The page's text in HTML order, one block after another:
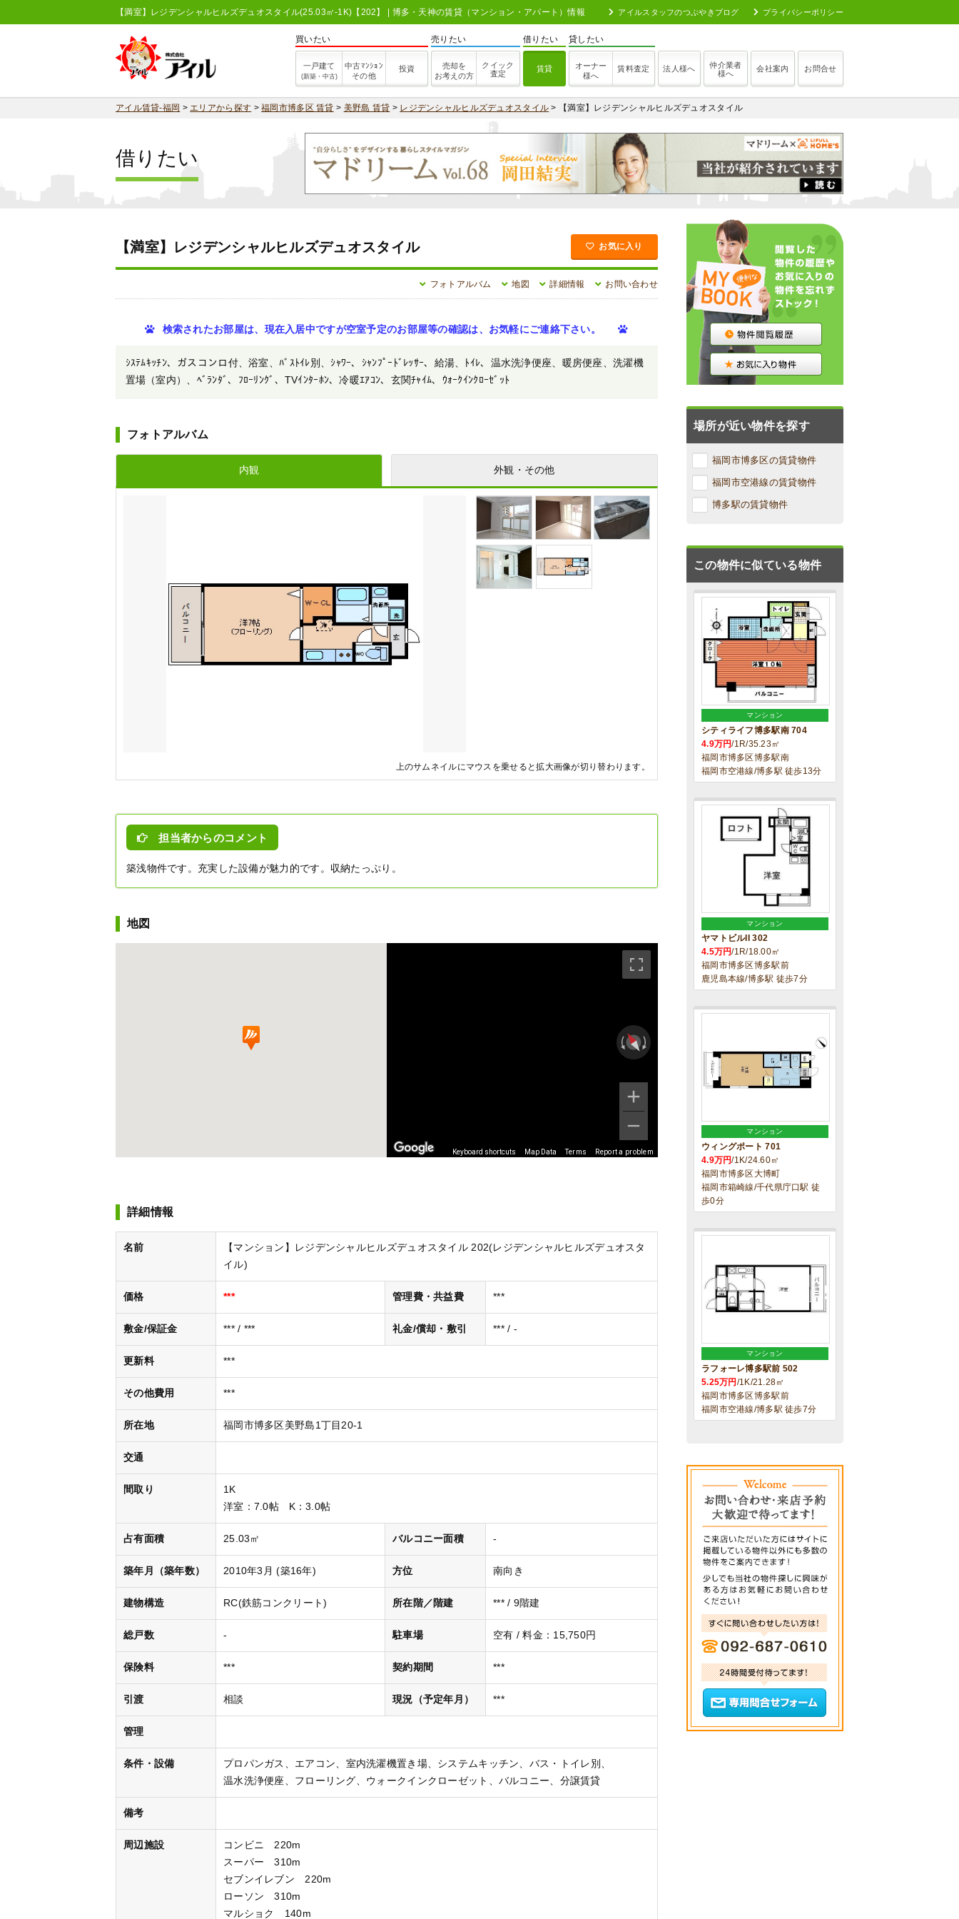
【満室】レジデンシャルヒルズデュオスタイル(25.03㎡-1K)【202】 | 博多・天神の賃貸（マンション・アパート）情報 アイルスタッフのつぶやきブログ プライバシーポリシー
買いたい
一戸建て
(新築・中古)
中古ﾏﾝｼｮﾝ
その他
投資
売りたい
売却を
お考えの方
クイック
査定
借りたい
賃貸
貸したい
オーナー
様へ
賃料査定 法人様へ
仲介業者
様へ
会社案内 お問合せ
アイル賃貸-福岡 >エリアから探す >福岡市博多区 賃貸 > 美野島 賃貸 > レジデンシャルヒルズデュオスタイル > 【満室】レジデンシャルヒルズデュオスタイル
借りたい
【満室】レジデンシャルヒルズデュオスタイル お気に入り
フォトアルバム 地図 詳細情報 お問い合わせ
検索されたお部屋は、現在入居中ですが空室予定のお部屋等の確認は、お気軽にご連絡下さい。
ｼｽﾃﾑｷｯﾁﾝ、ガスコンロ付、浴室、ﾊﾞｽﾄｲﾚ別、ｼｬﾜｰ、ｼｬﾝﾌﾟｰﾄﾞﾚｯｻｰ、給湯、ﾄｲﾚ、温水洗浄便座、暖房便座、洗濯機
置場（室内）、ﾍﾞﾗﾝﾀﾞ、ﾌﾛｰﾘﾝｸﾞ、TVｲﾝﾀｰﾎﾝ、冷暖ｴｱｺﾝ、玄関ﾁｬｲﾑ、ｳｫｰｸｲﾝｸﾛｰｾﾞｯﾄ
フォトアルバム
内観 外観・その他
上のサムネイルにマウスを乗せると拡大画像が切り替わります。
担当者からのコメント
築浅物件です。充実した設備が魅力的です。収納たっぷり。
地図
Keyboard shortcuts Map Data Terms Report a problem
詳細情報
名前
【マンション】レジデンシャルヒルズデュオスタイル 202(レジデンシャルヒルズデュオスタ
イル)
価格 *** 管理費・共益費 ***
敷金/保証金 *** / *** 礼金/償却・敷引 *** / -
更新料 ***
その他費用 ***
所在地 福岡市博多区美野島1丁目20-1
交通
間取り
1K
洋室 ：7.0帖 K：3.0帖
占有面積 25.03㎡ バルコニー面積 -
築年月（築年数） 2010年3月 (築16年) 方位 南向き
建物構造 RC(鉄筋コンクリート) 所在階／階建 *** / 9階建
総戸数 - 駐車場 空有 / 料金：15,750円
保険料 *** 契約期間 ***
引渡 相談 現況（予定年月） ***
管理
条件・設備 プロパンガス エアコン 室内洗濯機置き場 システムキッチン
バス・トイレ別
温水洗浄便座
フローリング ウォークインクローゼット バルコニー 分譲賃貸
備考
周辺施設
コンビニ 220m
スーパー 310m
セブンイレブン 220m
ローソン 310m
マルショク 140m
場所が近い物件を探す
福岡市博多区の賃貸物件
福岡市空港線の賃貸物件
博多駅の賃貸物件
この物件に似ている物件
マンション
シティライフ博多駅南 704
4.9万円/1R/35.23㎡
福岡市博多区博多駅南
福岡市空港線/博多駅 徒歩13分
マンション
ヤマトビルII 302
4.5万円/1R/18.00㎡
福岡市博多区博多駅前
鹿児島本線/博多駅 徒歩7分
マンション
ウィングポート 701
4.9万円/1K/24.60㎡
福岡市博多区大博町
福岡市箱崎線/千代県庁口駅 徒
歩0分
マンション
ラフォーレ博多駅前 502
5.25万円/1K/21.28㎡
福岡市博多区博多駅前
福岡市空港線/博多駅 徒歩7分